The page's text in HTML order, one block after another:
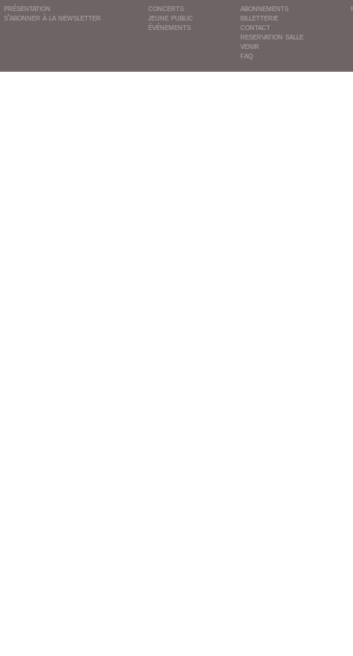
présentation
s'abonner à la newsletter
concerts
jeune public
événements
abonnements
billetterie
contact
reservation salle
venir
faq